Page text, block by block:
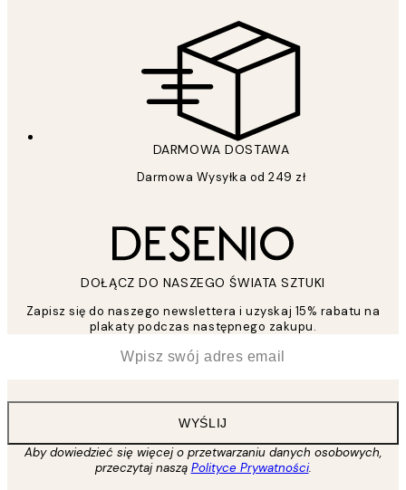
DARMOWA DOSTAWA
Darmowa Wysyłka od 249 zł
DOŁĄCZ DO NASZEGO ŚWIATA SZTUKI
Zapisz się do naszego newslettera i uzyskaj 15% rabatu na
plakaty podczas następnego zakupu.
WYŚLIJ
Aby dowiedzieć się więcej o przetwarzaniu danych osobowych,
przeczytaj naszą Polityce Prywatności.